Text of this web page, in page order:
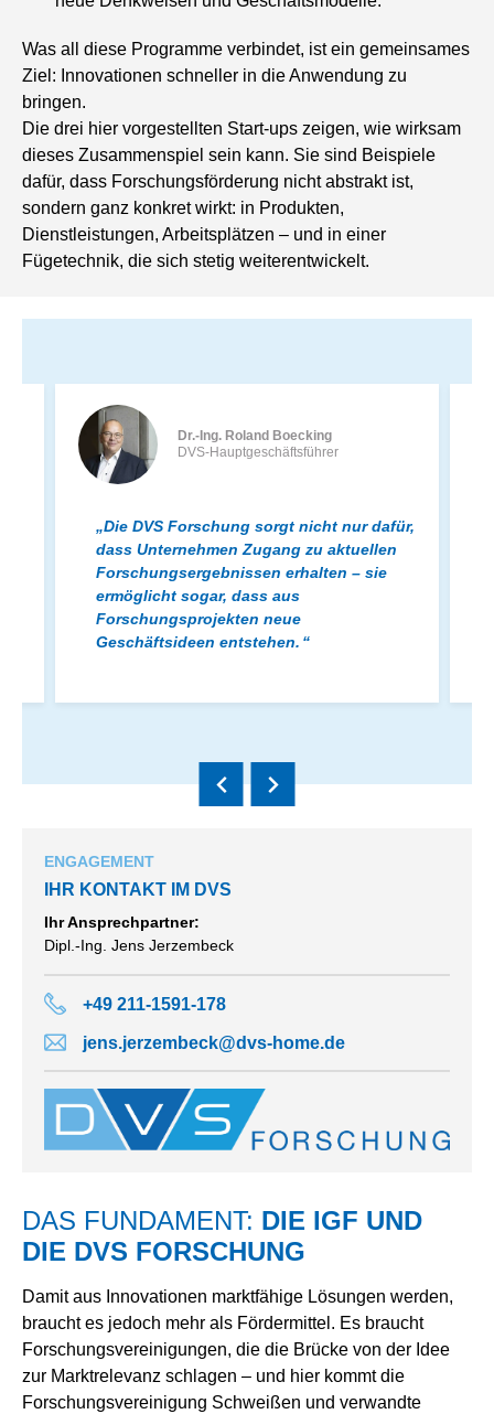
Was all diese Programme verbindet, ist ein gemeinsames
Ziel: Innovationen schneller in die Anwendung zu
bringen.
Die drei hier vorgestellten Start-ups zeigen, wie wirksam
dieses Zusammenspiel sein kann. Sie sind Beispiele
dafür, dass Forschungsförderung nicht abstrakt ist,
sondern ganz konkret wirkt: in Produkten,
Dienstleistungen, Arbeitsplätzen – und in einer
Fügetechnik, die sich stetig weiterentwickelt.
Dr.-Ing. Roland Boecking
DVS-Hauptgeschäftsführer
Die DVS Forschung sorgt nicht nur dafür,
dass Unternehmen Zugang zu aktuellen
Forschungsergebnissen erhalten – sie
ermöglicht sogar, dass aus
Forschungsprojekten neue
Geschäftsideen entstehen.
DAS FUNDAMENT: DIE IGF UND
DIE DVS FORSCHUNG
Damit aus Innovationen marktfähige Lösungen werden,
braucht es jedoch mehr als Fördermittel. Es braucht
Forschungsvereinigungen, die die Brücke von der Idee
zur Marktrelevanz schlagen – und hier kommt die
Forschungsvereinigung Schweißen und verwandte
ENGAGEMENT
IHR KONTAKT IM DVS
Ihr Ansprechpartner:
Dipl.-Ing. Jens Jerzembeck
+49 211-1591-178
jens.jerzembeck@dvs-home.de